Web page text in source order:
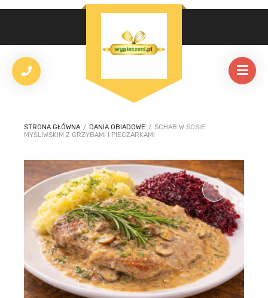
STRONA GŁÓWNA / DANIA OBIADOWE / SCHAB W SOSIE
MYŚLIWSKIM Z GRZYBAMI I PIECZARKAMI
🔍